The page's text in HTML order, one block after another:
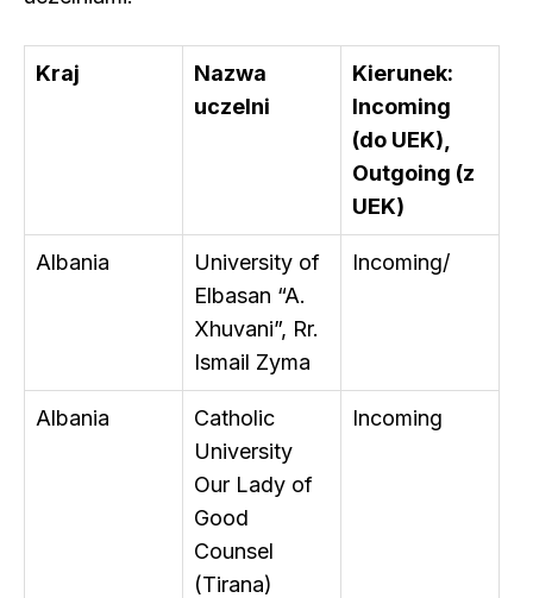
Kraj
Nazwa
uczelni
Kierunek:
Incoming
(do UEK),
Outgoing (z
UEK)
Albania
University of
Elbasan “A.
Xhuvani”, Rr.
Ismail Zyma
Incoming/
Albania
Catholic
University
Our Lady of
Good
Counsel
(Tirana)
Incoming